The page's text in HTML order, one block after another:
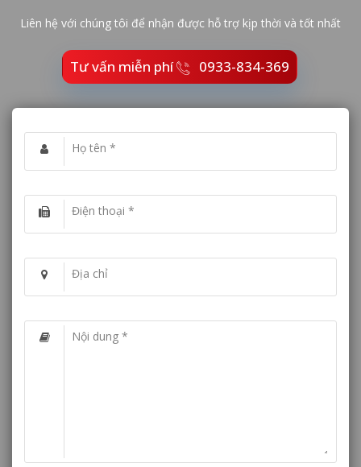
Liên hệ với chúng tôi để nhận được hỗ trợ kịp thời và tốt nhất
Tư vấn miễn phí 0933-834-369
Họ tên *
Điện thoại *
Địa chỉ
Nội dung *